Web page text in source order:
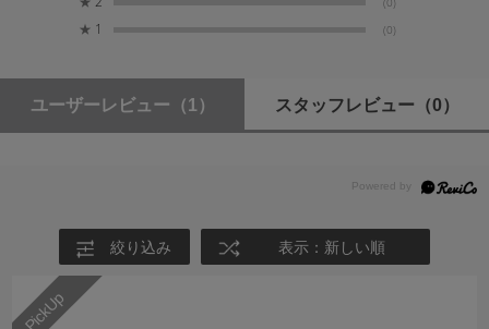
切削アルミニウムによるパーツは美しいだけでなく、し
っかりとした剛性感と高い耐久性。操作リングと摺動す
ンズ“SIGMA CINE LENS”に裏打ちされた高い金属加工技
術が可能にする高精度部品が、何度も操作したくなるほ
工。このカバーリングの存在がレンズ自体に表情を与え
マグネット式メタルキャップ（LCF62-01M）
花形フード（LH656-03）
フロントキャップ（LCF-62 III）
リアキャップ（LCR II）
★ 1 (0)
ユーザーレビュー （1） スタッフレビュー （0）
絞り込み 表示：新しい順